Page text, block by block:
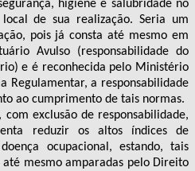
higiene e salubridade no
de sua realização. Seria um
pois já consta até mesmo em
Avulso (responsabilidade do
e é reconhecida pelo Ministério
Regulamentar, a responsabilidade
ao cumprimento de tais normas.
exclusão de responsabilidade,
reduzir os altos índices de
ocupacional, estando, tais
até mesmo amparadas pelo Direito